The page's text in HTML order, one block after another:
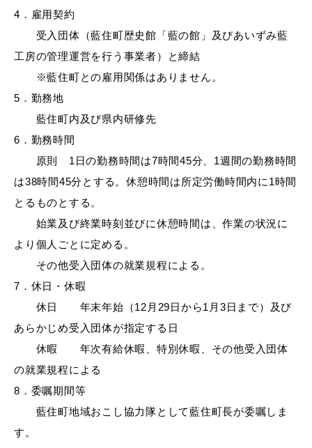
4．雇用契約
受入団体（藍住町歴史館「藍の館」及びあいずみ藍
工房の管理運営を行う事業者）と締結
※藍住町との雇用関係はありません。
5．勤務地
藍住町内及び県内研修先
6．勤務時間
原則 1日の勤務時間は7時間45分、1週間の勤務時間
は38時間45分とする。休憩時間は所定労働時間内に1時間
とるものとする。
始業及び終業時刻並びに休憩時間は、作業の状況に
より個人ごとに定める。
その他受入団体の就業規程による。
7．休日・休暇
休日 年末年始（12月29日から1月3日まで）及び
あらかじめ受入団体が指定する日
休暇 年次有給休暇、特別休暇、その他受入団体
の就業規程による
8．委嘱期間等
藍住町地域おこし協力隊として藍住町長が委嘱しま
す。